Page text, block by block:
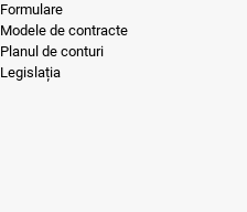
Formulare
Modele de contracte
Planul de conturi
Legislația